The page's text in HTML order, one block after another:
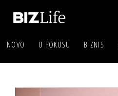
NOVO U FOKUSU BIZNIS